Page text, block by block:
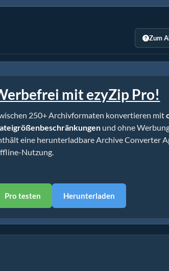
Zum
mit ezyZip Pro!
250+ Archivformaten konvertieren mit
und ohne
eine herunterladbare Archive Converter
Nutzung.
Pro testen Herunterladen